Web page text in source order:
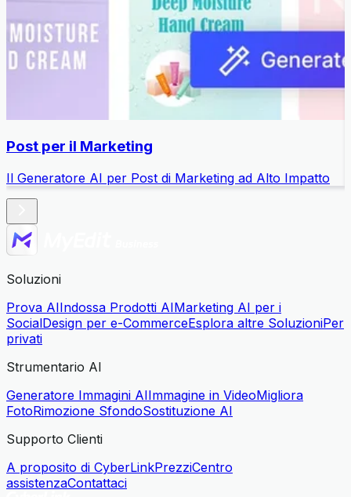
Post per il Marketing
Il Generatore AI per Post di Marketing ad Alto Impatto
Soluzioni
Prova AIIndossa Prodotti AIMarketing AI per i
SocialDesign per e-CommerceEsplora altre SoluzioniPer
privati
Strumentario AI
Generatore Immagini AIImmagine in VideoMigliora
FotoRimozione SfondoSostituzione AI
Supporto Clienti
A proposito di CyberLinkPrezziCentro
assistenzaContattaci